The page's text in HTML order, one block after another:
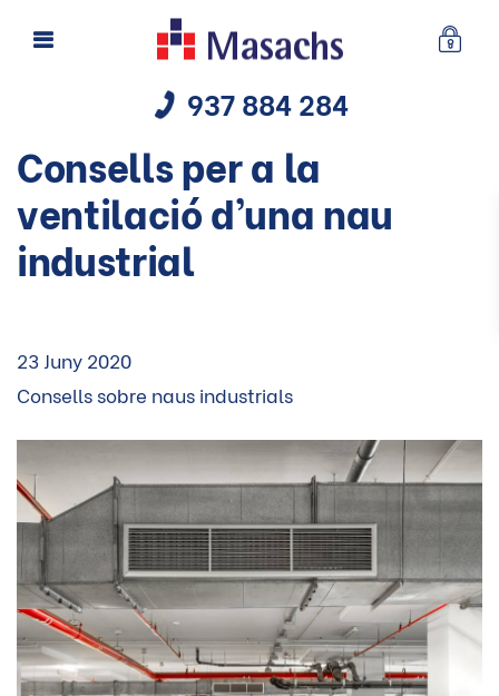
937 884 284
Consells per a la
ventilació d’una nau
industrial
23 Juny 2020
Consells sobre naus industrials